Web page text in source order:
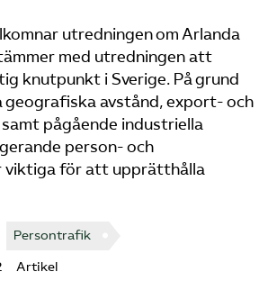
utredningen om Arlanda
med utredningen att
knutpunkt i Sverige. På grund
geografiska avstånd, export- och
pågående industriella
person- och
för att upprätthålla
Persontrafik
Artikel